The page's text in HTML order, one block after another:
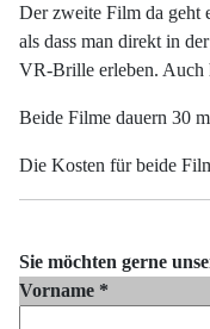
Der zweite Film da geht
als dass man direkt in
VR-Brille erleben. Auch
Beide Filme dauern 30
Die Kosten für beide
Sie möchten gerne
Vorname *